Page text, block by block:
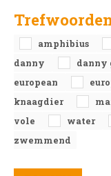
amphibius
danny
danny
european
knaagdier
vole
water
zwemmend